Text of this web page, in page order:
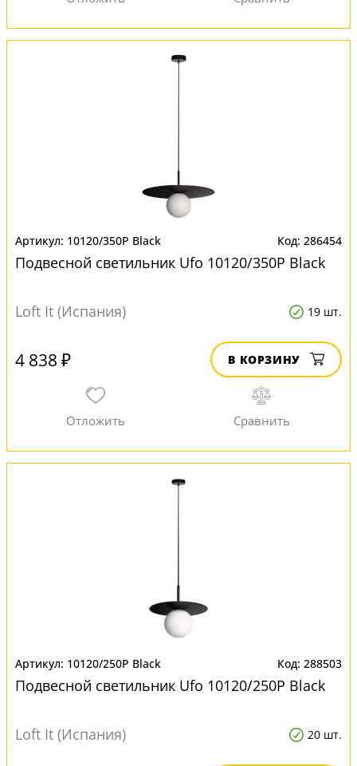
10120/350P Black 286454
Подвесной светильник Ufo 10120/350P Black
Loft It (Испания) 19 шт.
4 838 ₽ В КОРЗИНУ
10120/250P Black 288503
Подвесной светильник Ufo 10120/250P Black
Loft It (Испания) 20 шт.